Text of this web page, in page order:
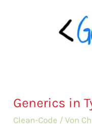
Generics in
Clean-Code / Von